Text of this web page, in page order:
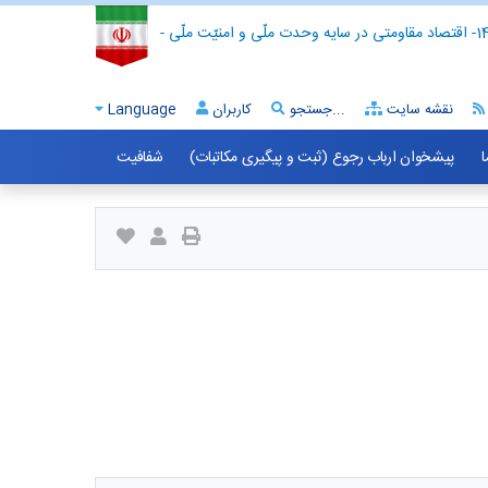
- اقتصاد مقاومتی در سایه وحدت ملّی و امنیّت ملّی -
Language کاربران جستجو... نقشه سایت
پیشخوان ارباب رجوع (ثبت و پیگیری مکاتبات) شفافیت